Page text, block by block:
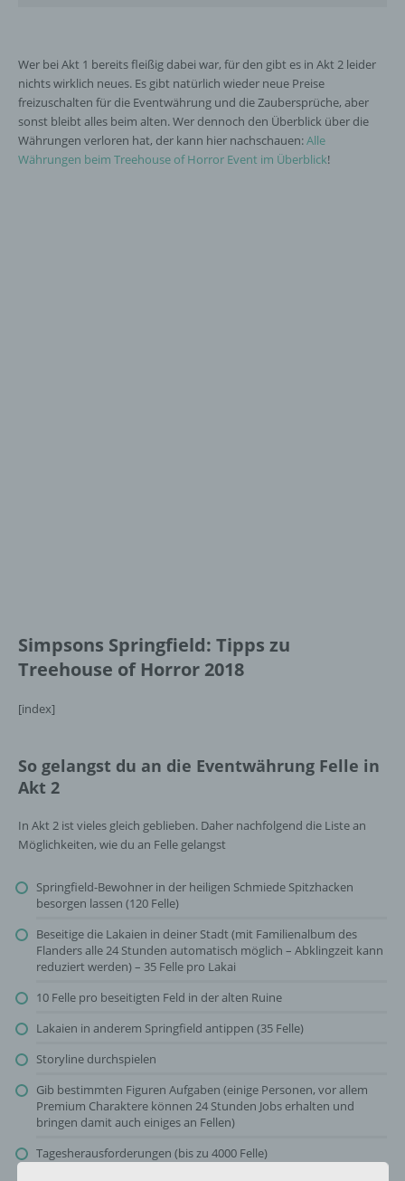
Wer bei Akt 1 bereits fleißig dabei war, für den gibt es in Akt 2 leider
nichts wirklich neues. Es gibt natürlich wieder neue Preise
freizuschalten für die Eventwährung und die Zaubersprüche, aber
sonst bleibt alles beim alten. Wer dennoch den Überblick über die
Währungen verloren hat, der kann hier nachschauen:Alle
Währungen beim Treehouse of Horror Event im Überblick!
Simpsons Springfield: Tipps zu
Treehouse of Horror 2018
[index]
So gelangst du an die Eventwährung Felle in
Akt 2
In Akt 2 ist vieles gleich geblieben. Daher nachfolgend die Liste an
Möglichkeiten, wie du an Felle gelangst
Springfield-Bewohner in der heiligen Schmiede Spitzhacken
besorgen lassen (120 Felle)
Beseitige die Lakaien in deiner Stadt (mit Familienalbum des
Flanders alle 24 Stunden automatisch möglich – Abklingzeit kann
reduziert werden) – 35 Felle pro Lakai
10 Felle pro beseitigten Feld in der alten Ruine
Lakaien in anderem Springfield antippen (35 Felle)
Storyline durchspielen
Gib bestimmten Figuren Aufgaben (einige Personen, vor allem
Premium Charaktere können 24 Stunden Jobs erhalten und
bringen damit auch einiges an Fellen)
Tagesherausforderungen (bis zu 4000 Felle)